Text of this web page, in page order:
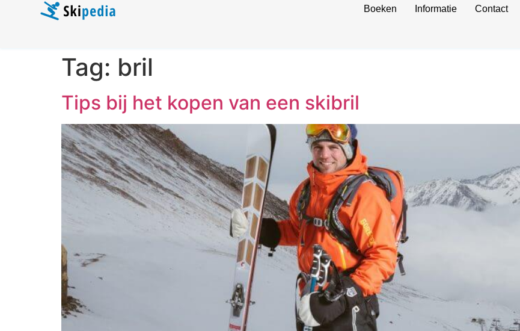
Boeken Informatie Contact
Tag: bril
Tips bij het kopen van een skibril